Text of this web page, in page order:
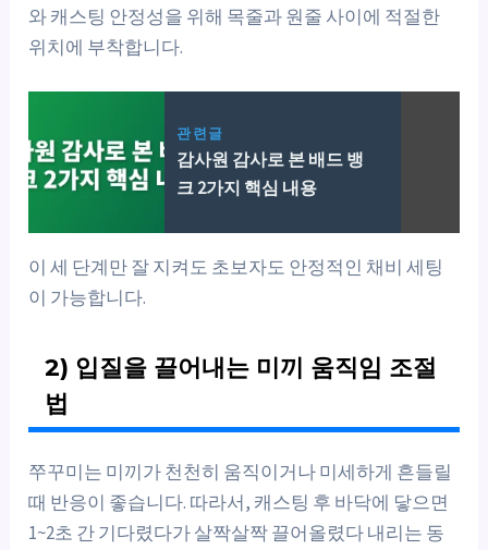
와 캐스팅 안정성을 위해 목줄과 원줄 사이에 적절한
위치에 부착합니다.
관련글
감사원 감사로 본 배드 뱅
크 2가지 핵심 내용
이 세 단계만 잘 지켜도 초보자도 안정적인 채비 세팅
이 가능합니다.
2) 입질을 끌어내는 미끼 움직임 조절
법
쭈꾸미는 미끼가 천천히 움직이거나 미세하게 흔들릴
때 반응이 좋습니다. 따라서, 캐스팅 후 바닥에 닿으면
1~2초 간 기다렸다가 살짝살짝 끌어올렸다 내리는 동